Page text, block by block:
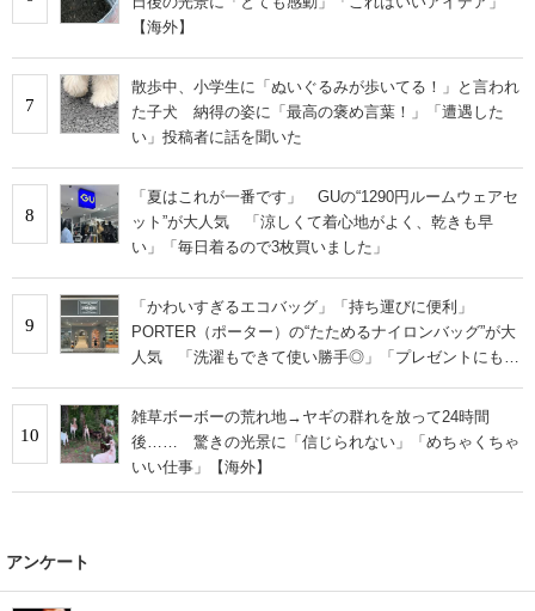
【海外】
7
散歩中、小学生に「ぬいぐるみが歩いてる！」と言われ
た子犬 納得の姿に「最高の褒め言葉！」「遭遇した
い」投稿者に話を聞いた
8
「夏はこれが一番です」 GUの“1290円ルームウェアセ
ット”が大人気 「涼しくて着心地がよく、乾きも早
い」「毎日着るので3枚買いました」
9
「かわいすぎるエコバッグ」「持ち運びに便利」
PORTER（ポーター）の“たためるナイロンバッグ”が大
人気 「洗濯もできて使い勝手◎」「プレゼントにもお
10
雑草ボーボーの荒れ地→ヤギの群れを放って24時間
後…… 驚きの光景に「信じられない」「めちゃくちゃ
いい仕事」【海外】
アンケート